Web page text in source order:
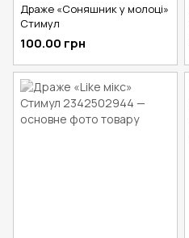
Драже «Соняшник у молоці»
Стимул
100.00 грн